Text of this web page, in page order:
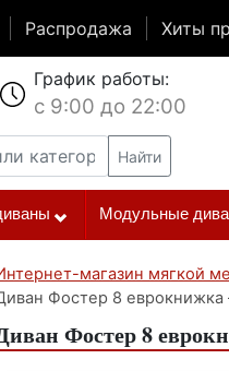
Распродажа Хиты
График работы:
с 9:00 до 22:00
Найти
Модульные
магазин мягкой
Фостер 8 еврокнижка
Фостер 8